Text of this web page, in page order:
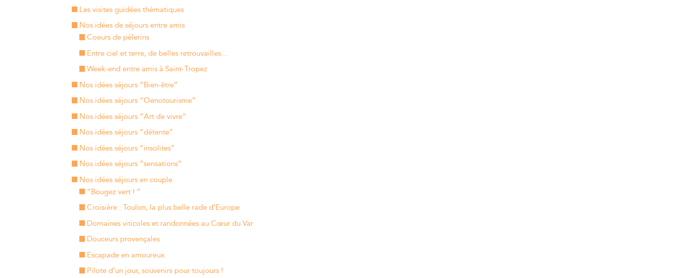
Les visites guidées thématiques
Nos idées de séjours entre amis
Coeurs de pélerins
Entre ciel et terre, de belles retrouvailles…
Week-end entre amis à Saint-Tropez
Nos idées séjours “Bien-être”
Nos idées séjours “Oenotourisme”
Nos idées séjours “Art de vivre”
Nos idées séjours “détente”
Nos idées séjours “insolites”
Nos idées séjours “sensations”
Nos idées séjours en couple
“Bougez vert ! “
Croisière : Toulon, la plus belle rade d’Europe
Domaines viticoles et randonnées au Cœur du Var
Douceurs provençales
Escapade en amoureux
Pilote d’un jour, souvenirs pour toujours !